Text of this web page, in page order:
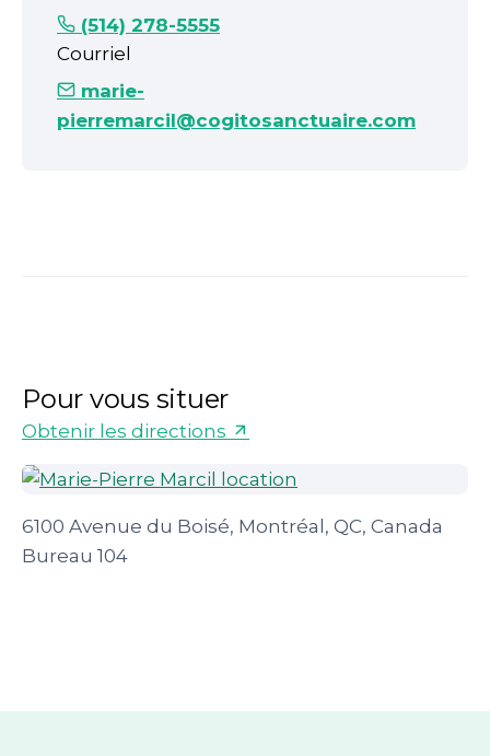
(514) 278-5555
Courriel
marie-
pierremarcil@cogitosanctuaire.com
Pour vous situer
Obtenir les directions
6100 Avenue du Boisé, Montréal, QC, Canada
Bureau 104